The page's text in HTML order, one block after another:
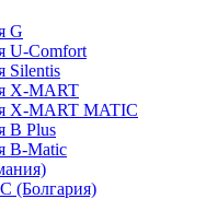
G
U-Comfort
Silentis
X-MART
X-MART MATIC
B Plus
B-Matic
(Болгария)